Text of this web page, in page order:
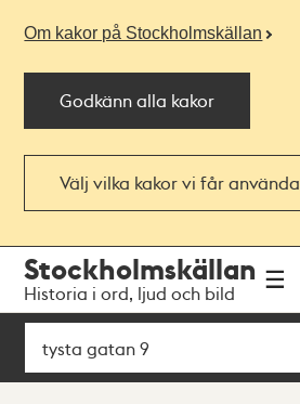
Om kakor på Stockholmskällan
Godkänn alla kakor
Välj vilka kakor vi får använda
navigationen
huvudinnehållet
Stockholmskällan
Historia i ord, ljud och bild
Sök